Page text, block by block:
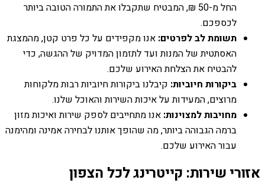
החל מ-50 ₪, המבטיח שתקבלו את התמורה הטובה ביותר
לכספכם.
תשומת לב לפרטים: אנו מקפידים על כל פרט קטן, מהמצגת
האסתטית של המנות ועד לתזמון המדויק של ההגשה, כדי
להבטיח את הצלחת האירוע שלכם.
ביקורות חיוביות: קיבלנו ביקורות חיוביות רבות מלקוחות
מרוצים, המעידות על איכות השירות והאוכל שלנו.
מחויבות למצוינות: אנו מתחייבים לספק שירות ואיכות מזון
ברמה הגבוהה ביותר, מה שהופך אותנו לבחירה אמינה ומהימנה
עבור האירוע שלכם.
אזורי שירות: קייטרינג לכל הצפון